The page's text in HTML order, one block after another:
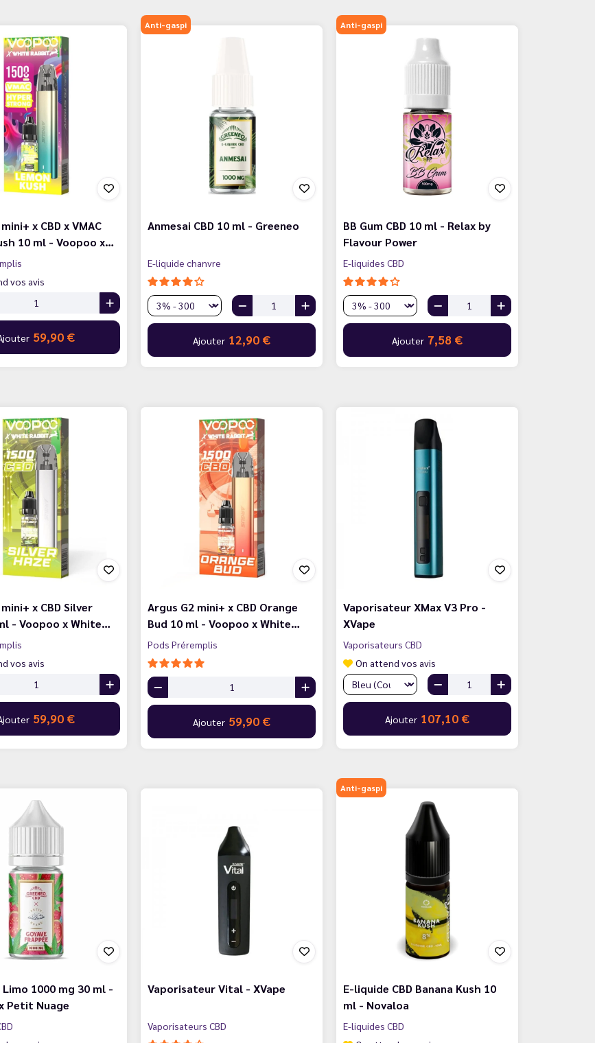
x CBD x VMAC
10 ml - Voopoo x…
vos avis
59,90 €
Anti-gaspi
Anmesai CBD 10 ml - Greeneo
E-liquide chanvre
Ajouter 12,90 €
Anti-gaspi
BB Gum CBD 10 ml - Relax by
Flavour Power
E-liquides CBD
Ajouter 7,58 €
x CBD Silver
- Voopoo x White…
vos avis
59,90 €
Argus G2 mini+ x CBD Orange
Bud 10 ml - Voopoo x White…
Pods Préremplis
Ajouter 59,90 €
Vaporisateur XMax V3 Pro -
XVape
Vaporisateurs CBD
On attend vos avis
Ajouter 107,10 €
1000 mg 30 ml -
Petit Nuage
Vaporisateur Vital - XVape
Vaporisateurs CBD
Anti-gaspi
E-liquide CBD Banana Kush 10
ml - Novaloa
E-liquides CBD